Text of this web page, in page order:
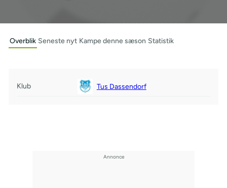
Overblik Seneste nyt Kampe denne sæson Statistik
Klub Tus Dassendorf